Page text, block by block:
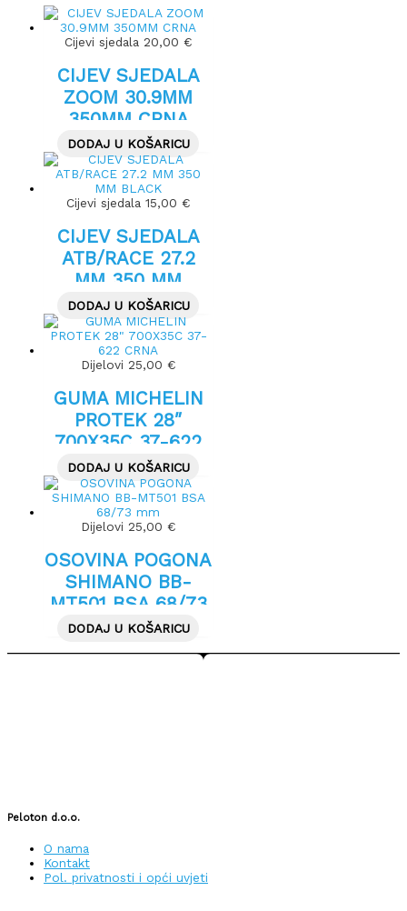
Cijevi sjedala 20,00 €
CIJEV SJEDALA
ZOOM 30.9MM
350MM CRNA
DODAJ U KOŠARICU
Cijevi sjedala 15,00 €
CIJEV SJEDALA
ATB/RACE 27.2
MM 350 MM
BLACK
DODAJ U KOŠARICU
Dijelovi 25,00 €
GUMA MICHELIN
PROTEK 28″
700X35C 37-622
CRNA
DODAJ U KOŠARICU
Dijelovi 25,00 €
OSOVINA POGONA
SHIMANO BB-
MT501 BSA 68/73
mm
DODAJ U KOŠARICU
Peloton d.o.o.
O nama
Kontakt
Pol. privatnosti i opći uvjeti